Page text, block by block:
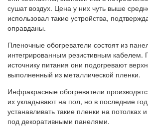
сушат воздух. Цена у них чуть выше
использовал такие устройства,
оправданы.
Пленочные обогреватели состоят из
интегрированным резистивным кабелем.
источнику питания они подогревают
выполненный из металлической пленки.
Инфракрасные обогреватели
их укладывают на пол, но в последние
устанавливать такие пленки на потолках
под декоративными панелями.